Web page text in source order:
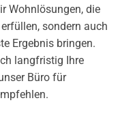
Wohnlösungen, die
sondern auch
Ergebnis bringen.
langfristig Ihre
Büro für